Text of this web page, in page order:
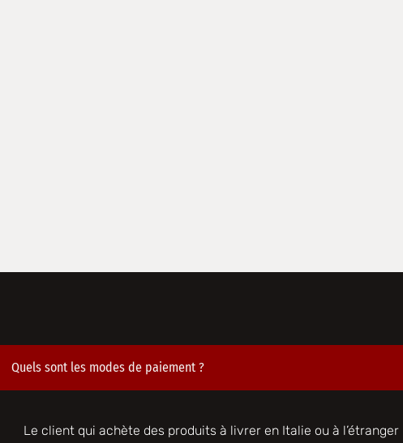
Quels sont les modes de paiement ?
Le client qui achète des produits à livrer en Italie ou à l’étranger